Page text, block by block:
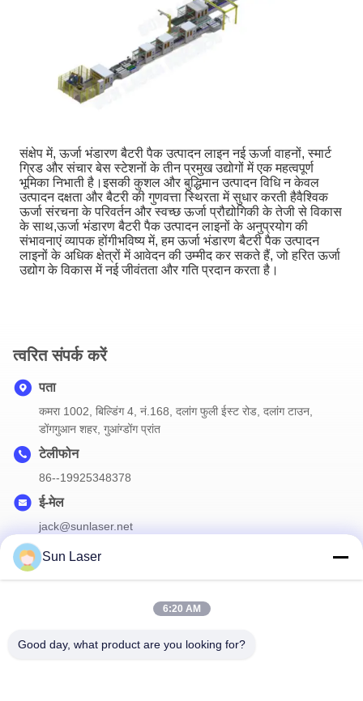
संक्षेप में, ऊर्जा भंडारण बैटरी पैक उत्पादन लाइन नई ऊर्जा वाहनों, स्मार्ट
ग्रिड और संचार बेस स्टेशनों के तीन प्रमुख उद्योगों में एक महत्वपूर्ण
भूमिका निभाती है।इसकी कुशल और बुद्धिमान उत्पादन विधि न केवल
उत्पादन दक्षता और बैटरी की गुणवत्ता स्थिरता में सुधार करती हैवैश्विक
ऊर्जा संरचना के परिवर्तन और स्वच्छ ऊर्जा प्रौद्योगिकी के तेजी से विकास
के साथ,ऊर्जा भंडारण बैटरी पैक उत्पादन लाइनों के अनुप्रयोग की
संभावनाएं व्यापक होंगीभविष्य में, हम ऊर्जा भंडारण बैटरी पैक उत्पादन
लाइनों के अधिक क्षेत्रों में आवेदन की उम्मीद कर सकते हैं, जो हरित ऊर्जा
उद्योग के विकास में नई जीवंतता और गति प्रदान करता है।
त्वरित संपर्क करें
पता
कमरा 1002, बिल्डिंग 4, नं.168, दलांग फुली ईस्ट रोड, दलांग टाउन,
डोंगगुआन शहर, गुआंग्डोंग प्रांत
टेलीफोन
86--19925348378
ई-मेल
jack@sunlaser.net
छूट और अधिक के लिए हमारे न्यूज़लेटर की सदस्यता लें।
Sun Laser
6:20 AM
Good day, what product are you looking for?